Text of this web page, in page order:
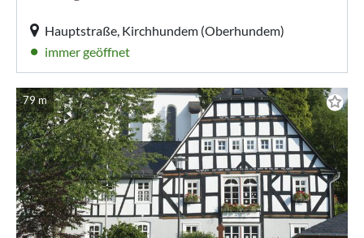
Hauptstraße, Kirchhundem (Oberhundem)
immer geöffnet
79 m